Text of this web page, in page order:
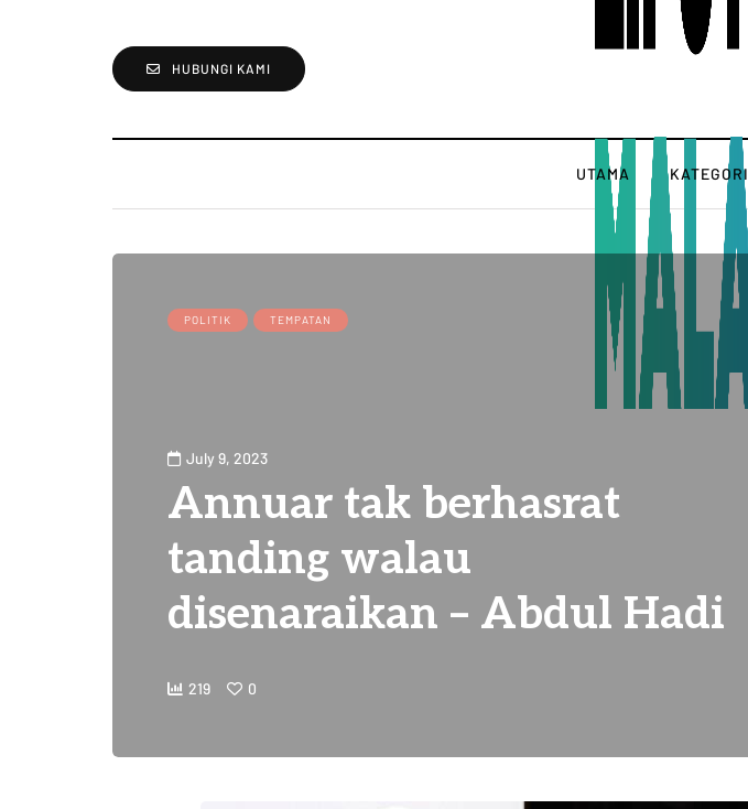
HUBUNGI KAMI
UTAMA KATEGORI
POLITIK TEMPATAN
July 9, 2023
Annuar tak berhasrat
tanding walau
disenaraikan – Abdul Hadi
219 0